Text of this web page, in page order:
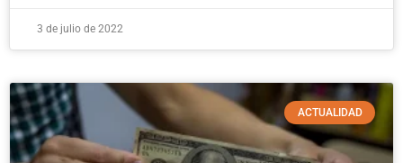
3 de julio de 2022
ACTUALIDAD